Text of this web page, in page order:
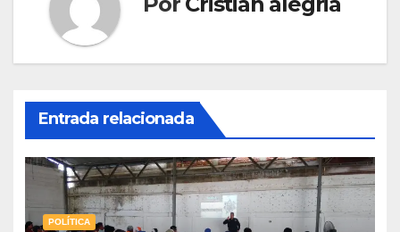
Entrada relacionada
POLÍTICA